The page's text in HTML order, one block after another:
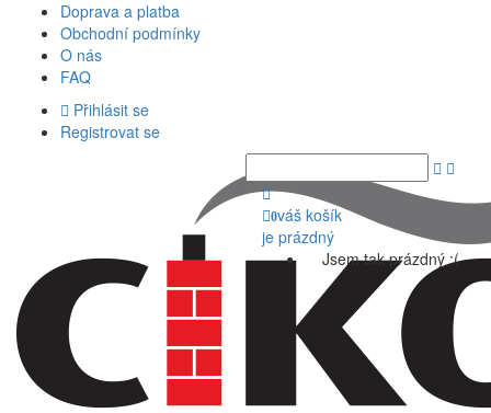
Doprava a platba
Obchodní podmínky
O nás
FAQ
Přihlásit se
Registrovat se
0váš košík
je prázdný
Jsem tak prázdný :(